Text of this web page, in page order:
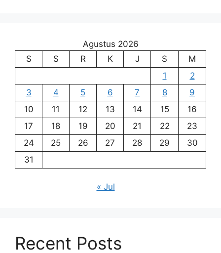
Agustus 2026
S
S R K J S
M
1
2
3
4 5 6 7 8
9
10
11 12 13 14 15
16
17
18 19 20 21 22
23
24
25 26 27 28 29
30
31
« Jul
Recent Posts